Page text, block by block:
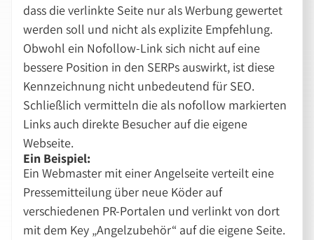
dass die verlinkte Seite nur als Werbung gewertet
werden soll und nicht als explizite Empfehlung.
Obwohl ein Nofollow-Link sich nicht auf eine
bessere Position in den SERPs auswirkt, ist diese
Kennzeichnung nicht unbedeutend für SEO.
Schließlich vermitteln die als nofollow markierten
Links auch direkte Besucher auf die eigene
Webseite.
Ein Beispiel:
Ein Webmaster mit einer Angelseite verteilt eine
Pressemitteilung über neue Köder auf
verschiedenen PR-Portalen und verlinkt von dort
mit dem Key „Angelzubehör“ auf die eigene Seite.